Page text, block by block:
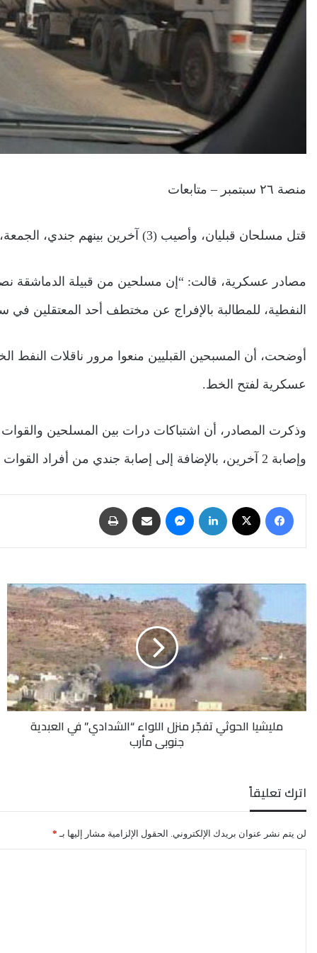
منصة ٢٦ سبتمبر – متابعات
قتل مسلحان قبليان، وأصيب (3) آخرين بينهم جندي، الجمعة، جراء اشتباكات مع القوات الحكومية، في محافظة مأرب.
مصادر عسكرية، قالت: “إن مسلحين من قبيلة الدماشقة
النفطية، للمطالبة بالإفراج عن مختطف أحد المعتقلين
أوضحت، أن المسبحين القبليين منعوا مرور ناقلات النفط
عسكرية لفتح الخط.
وذكرت المصادر، أن اشتباكات درات بين المسلحين
وإصابة 2 آخرين، بالإضافة إلى إصابة جندي من أفراد القوات الحكومية التي تمكنت من رفع القطاع القبلي وفتح الطريق.
فيسبوك لينكدإن ماسنجر مشاركة عبر البريد
تفجّر
منزل
اللواء
“الشدادي”
في
العبدية
جنوبي
مليشيا الحوثي تفجّر منزل اللواء “الشدادي” في العبدية
جنوبي مأرب
اترك تعليقاً
لن يتم نشر عنوان بريدك الإلكتروني. الحقول الإلزامية مشار إليها بـ *